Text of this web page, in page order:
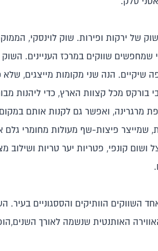
של ירקות ופירות. שוק לוינסקי,
שמחפשים שווקים במרכז העניינים.
שיקיים. הנה שני מקומות מייצגים,
בורקס מכל קצוות הארץ, כדי ליהנות
מרגרינה, ואפשר גם לקנות אותם
שמייצר פיצות-שף מעולות מחומרי
קונפי, פטריות יער טריות ושילוב
השווקים הוותיקים והססגוניים בעיר.
האותנטית שנשמה לאורך